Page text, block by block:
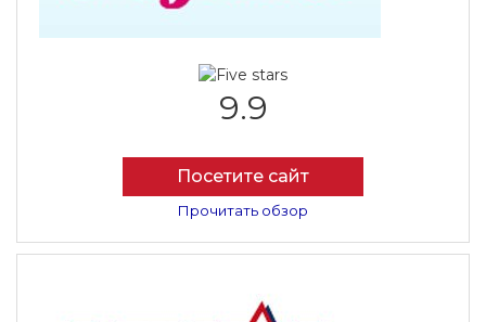
9.9
Посетите сайт
Прочитать обзор